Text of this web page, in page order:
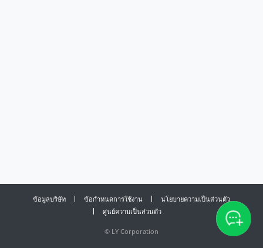
ข้อมูลบริษัท ข้อกำหนดการใช้งาน
นโยบายความเป็นส่วนตัว
ศูนย์ความเป็นส่วนตัว
© LY Corporation